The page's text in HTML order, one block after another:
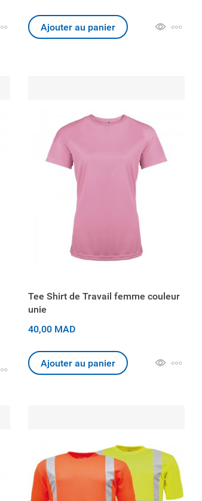
Ajouter au panier
Tee Shirt de Travail femme couleur
unie
40,00 MAD
Ajouter au panier